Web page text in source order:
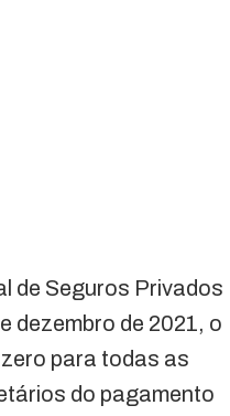
de Seguros Privados
dezembro de 2021, o
para todas as
do pagamento